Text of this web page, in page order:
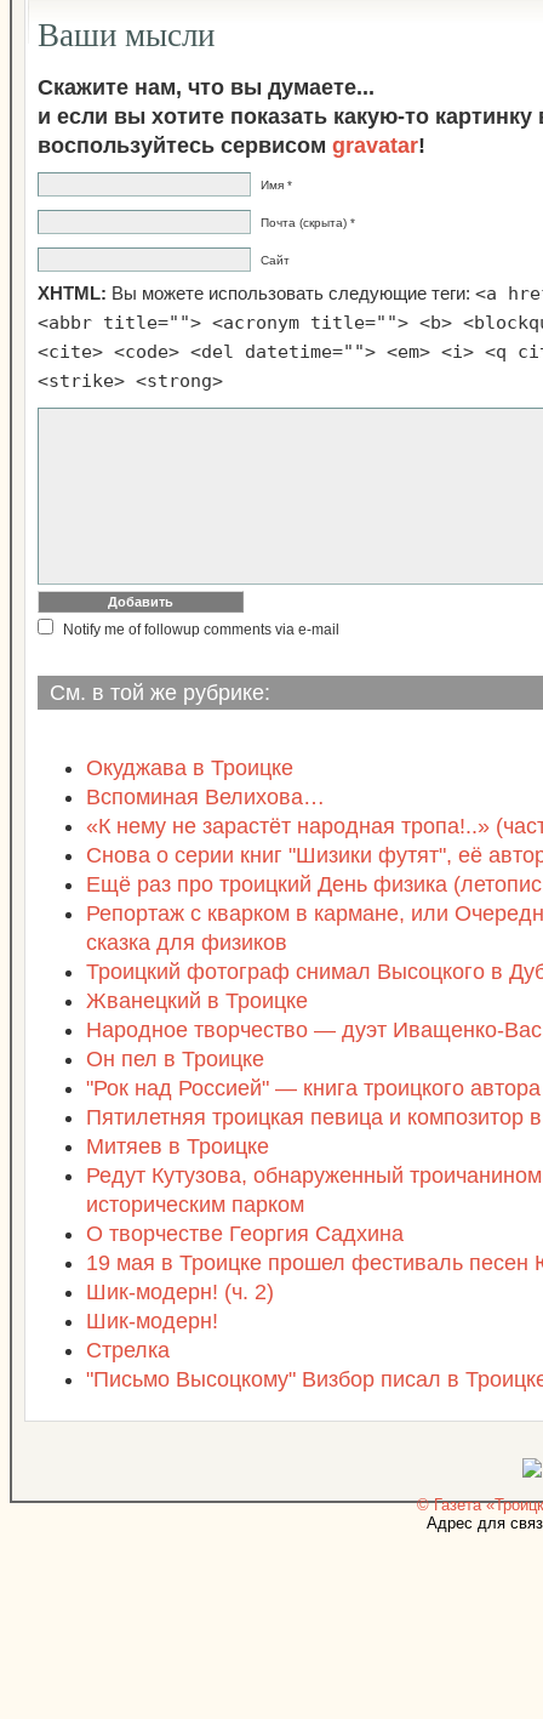
Ваши мысли
Скажите нам, что вы думаете...
и если вы хотите показать какую-то
воспользуйтесь сервисом gravatar!
Имя *
Почта (скрыта) *
Сайт
XHTML: Вы можете использовать следующие теги: <a
<abbr title=""> <acronym title=""> <b>
<cite> <code> <del datetime=""> <em> <i> <q
<strike> <strong>
Notify me of followup comments via e-mail
См. в той же рубрике:
Окуджава в Троицке
Вспоминая Велихова…
«К нему не зарастёт народная тропа!..»
Снова о серии книг "Шизики футят", её
Ещё раз про троицкий День физика
Репортаж с кварком в кармане, или
сказка для физиков
Троицкий фотограф снимал Высоцкого в
Жванецкий в Троицке
Народное творчество — дуэт Иващенко-
Он пел в Троицке
"Рок над Россией" — книга троицкого автора
Пятилетняя троицкая певица и композитор
Митяев в Троицке
Редут Кутузова, обнаруженный
историческим парком
О творчестве Георгия Садхина
19 мая в Троицке прошел фестиваль песен
Шик-модерн! (ч. 2)
Шик-модерн!
Стрелка
"Письмо Высоцкому" Визбор писал в
© Газета
Адрес для